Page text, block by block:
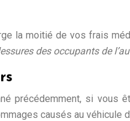
la moitié de vos frais
des occupants de
précédemment, si vous
causés au véhicule